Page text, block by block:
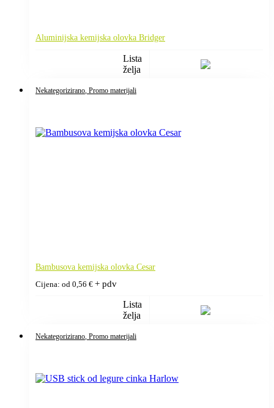
Aluminijska kemijska olovka Bridger
Lista
želja
Nekategorizirano , Promo materijali
Bambusova kemijska olovka Cesar
Cijena: od 0,56 € + pdv
Lista
želja
Nekategorizirano , Promo materijali